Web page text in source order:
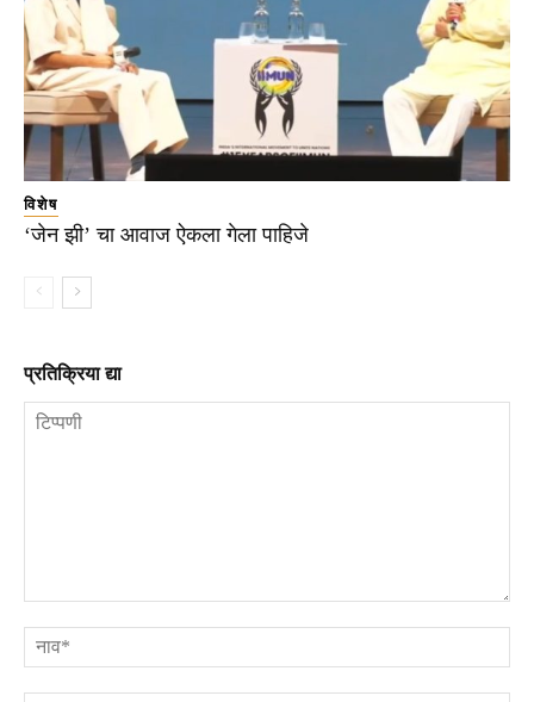
विशेष
‘जेन झी’ चा आवाज ऐकला गेला पाहिजे
प्रतिक्रिया द्या